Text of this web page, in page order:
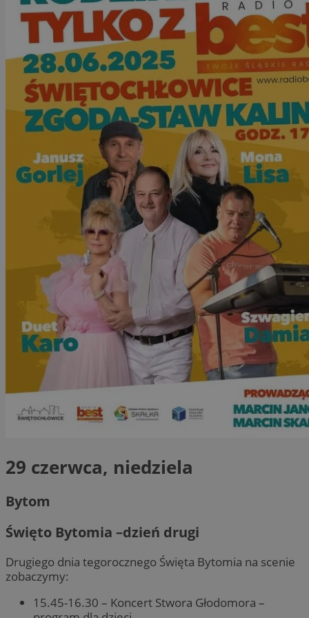
29 czerwca, niedziela
Bytom
Święto Bytomia –dzień drugi
Drugiego dnia tegorocznego Święta Bytomia na scenie
zobaczymy:
15.45-16.30 – Koncert Stwora Głodomora –